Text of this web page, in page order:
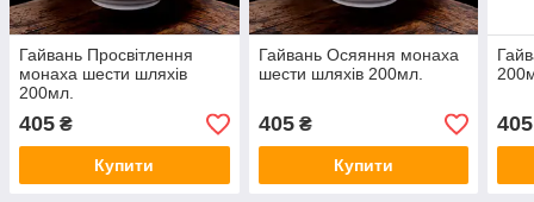
Гайвань Просвітлення
монаха шести шляхів
200мл.
405 ₴
Купити
Гайвань Осяяння монаха
шести шляхів 200мл.
405₴
Купити
405